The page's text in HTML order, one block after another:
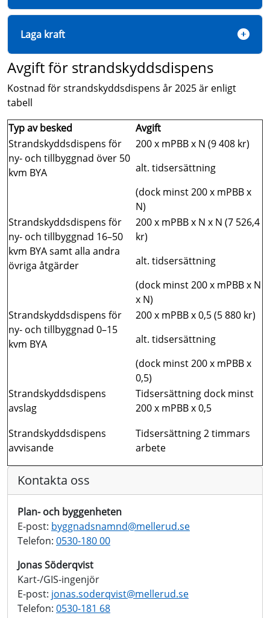
Laga kraft
Avgift för strandskyddsdispens
Kostnad för strandskyddsdispens år 2025 är enligt
tabell
Typ av besked
Avgift
Strandskyddsdispens för
ny- och tillbyggnad över 50
kvm BYA
200 x mPBB x N (9 408 kr)
alt. tidsersättning
(dock minst 200 x mPBB x
N)
Strandskyddsdispens för
ny- och tillbyggnad 16–50
kvm BYA samt alla andra
övriga åtgärder
200 x mPBB x N x N (7 526,4
kr)
alt. tidsersättning
(dock minst 200 x mPBB x N
x N)
Strandskyddsdispens för
ny- och tillbyggnad 0–15
kvm BYA
200 x mPBB x 0,5 (5 880 kr)
alt. tidsersättning
(dock minst 200 x mPBB x
0,5)
Strandskyddsdispens
avslag
Tidsersättning dock minst
200 x mPBB x 0,5
Strandskyddsdispens
avvisande
Tidsersättning 2 timmars
arbete
Kontakta oss
Plan- och byggenheten
E-post: byggnadsnamnd@mellerud.se
Telefon: 0530-180 00
Jonas Söderqvist
Kart-/GIS-ingenjör
E-post: jonas.soderqvist@mellerud.se
Telefon: 0530-181 68